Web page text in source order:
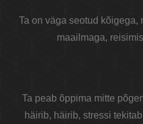
Ta on väga seotud kõigega,
maailmaga,
Ta peab õppima mitte
häirib, häirib, stressi